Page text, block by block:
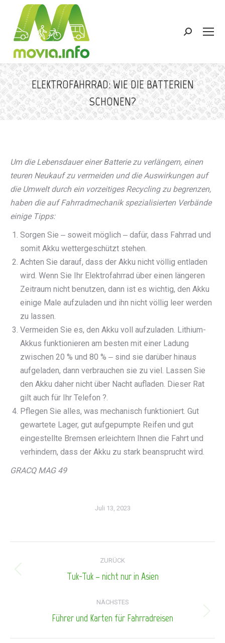
Search:
ELEKTROFAHRRAD: WIE DIE BATTERIEN
SCHONEN?
Sie befinden sich hier:
Um die Lebensdauer einer Batterie zu verlängern, einen
teuren Neukauf zu vermeiden und die Auswirkungen auf
die Umwelt durch ein vorzeitiges Recycling zu begrenzen,
haben die auf Fahrradmechanik spezialisierten Verbände
einige Tipps:
Sorgen Sie ‒ soweit möglich ‒ dafür, dass Fahrrad und
somit Akku wettergeschützt stehen.
Achten Sie darauf, dass der Akku nicht völlig entladen
wird. Wenn Sie Ihr Elektrofahrrad über einen längeren
Zeitraum nicht benutzen, dann ist es wichtig, den Akku
einige Male aufzuladen und ihn nicht völlig leer werden
zu lassen.
Vermeiden Sie es, den Akku voll aufzuladen. Lithium-
Akkus funktionieren am besten mit einer Ladung
zwischen 20 % und 80 % ‒ sind sie darüber hinaus
aufgeladen, dann verbrauchen sie zu viel. Lassen Sie
den Akku daher nicht über Nacht aufladen. Dieser Rat
gilt auch für Ihr Telefon ?.
Pflegen Sie alles, was mechanisch funktioniert. Gut
gewartete Lager, gut aufgepumpte Reifen und gut
eingestellte Bremsen erleichtern Ihnen die Fahrt und
verhindern, dass der Akku zu stark beansprucht wird.
GRACQ MAG 49
Juli 13, 2023
Kommentarnavigation
ZURÜCK
Vorheriger
Tuk-Tuk – nicht nur in Asien
NÄCHSTES
Nächster
Führer und Karten für Fahrradreisen